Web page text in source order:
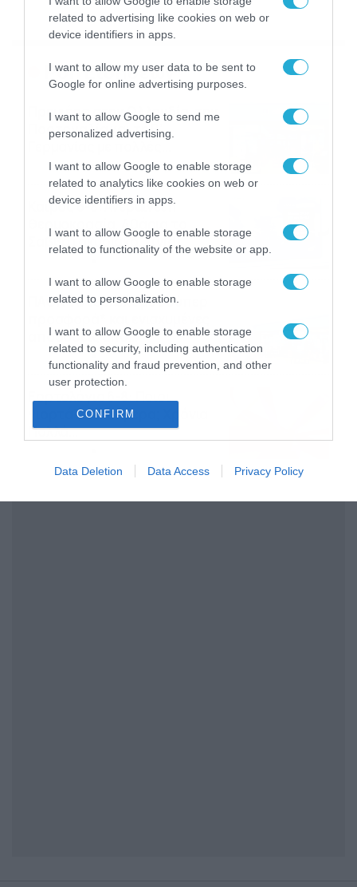
related to advertising like cookies on web or
device identifiers in apps.
I want to allow my user data to be sent to
Google for online advertising purposes.
I want to allow Google to send me
personalized advertising.
I want to allow Google to enable storage
related to analytics like cookies on web or
device identifiers in apps.
I want to allow Google to enable storage
related to functionality of the website or app.
I want to allow Google to enable storage
related to personalization.
I want to allow Google to enable storage
related to security, including authentication
functionality and fraud prevention, and other
user protection.
CONFIRM
Data Deletion Data Access Privacy Policy
Μανωλακάκης. Το περιεχόμενο της ανακοίνωσης: «Ο ΑΟ
Επισκοπής ανακοινώνει τη λύση της συνεργασίας κοινή
συναινέσει με τον προπονητή, Ράικο Γιάνγιανιν. Ο
σύλλογός […]
Ροή Ειδήσεων
Πρεμιέρα στην Ολλανδία, την
Πορτογαλία και τη Β’
στοιχηματικές επιλογές από
το ΠΑΜΕ ΣΤΟΙΧΗΜΑ
07/08/2026 16:41
Καιρός 6-8: Ανεβαίνει η
θερμοκρασία, 40άρια το
Σαββατοκύριακο… (vid)
ΠΑΟΚ-Άντερλεχτ με σούπερ
αποδόσεις από
το Pamestoixima.gr
06/08/2026 14:02
Εορτολόγιο 6-8: Ποιοι
γιορτάζουν σήμερα; Χρόνια
Πολλά…